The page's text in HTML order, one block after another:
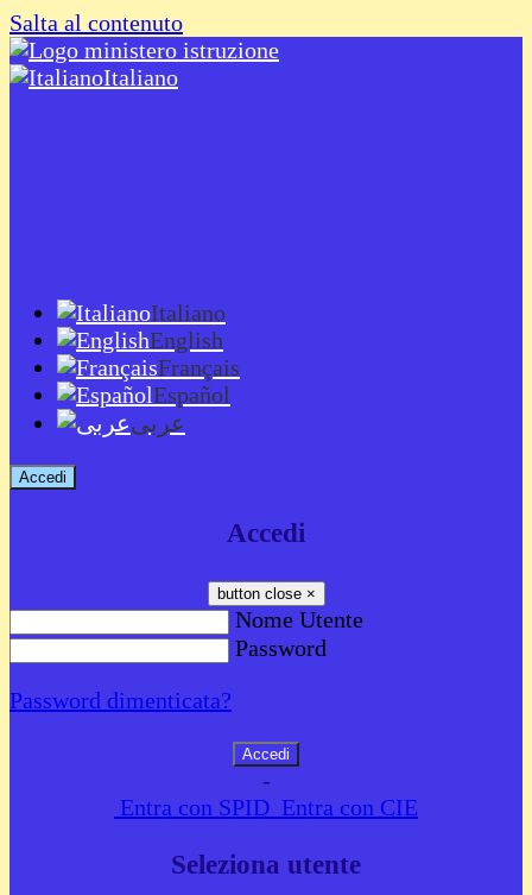
Salta al contenuto
Italiano
Italiano
English
Français
Español
عربى
Accedi
Accedi
button close ×
Nome Utente
Password
Password dimenticata?
-
Entra con SPID Entra con CIE
Seleziona utente